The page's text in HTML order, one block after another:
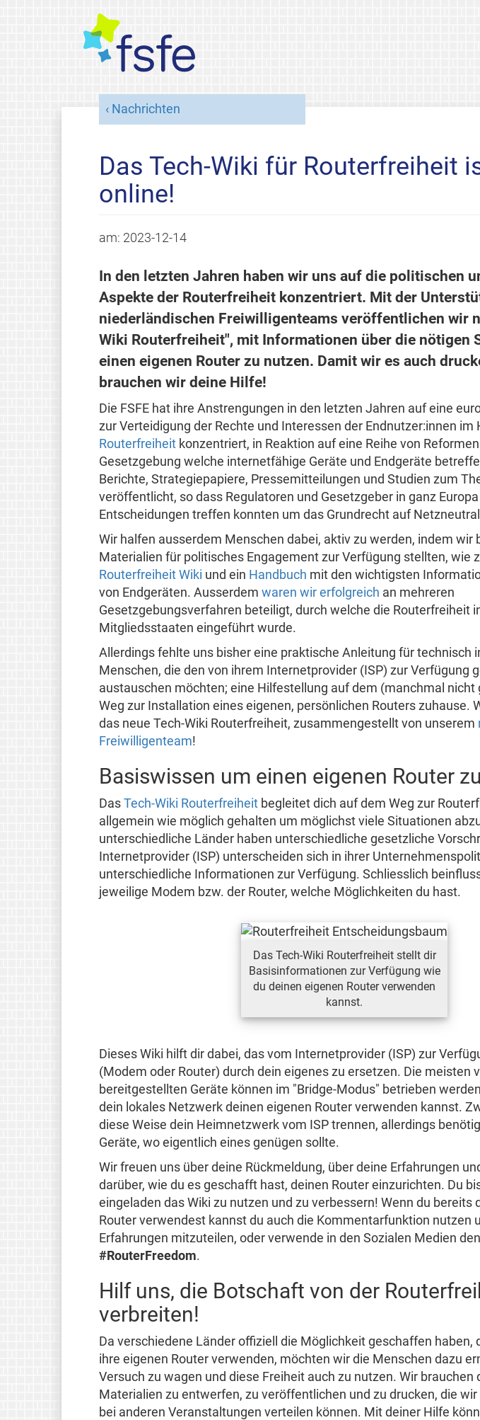
Nachrichten
Das Tech-Wiki für Routerfreiheit
online!
am: 2023-12-14
In den letzten Jahren haben wir uns auf die politischen
Aspekte der Routerfreiheit konzentriert. Mit der
niederländischen Freiwilligenteams veröffentlichen wir
Wiki Routerfreiheit", mit Informationen über die nötigen
einen eigenen Router zu nutzen. Damit wir es auch
brauchen wir deine Hilfe!
Die FSFE hat ihre Anstrengungen in den letzten Jahren auf eine
zur Verteidigung der Rechte und Interessen der Endnutzer:innen im
Routerfreiheitkonzentriert, in Reaktion auf eine Reihe von Reformen
Gesetzgebung welche internetfähige Geräte und Endgeräte
Berichte, Strategiepapiere, Pressemitteilungen und Studien zum
veröffentlicht, so dass Regulatoren und Gesetzgeber in ganz
Entscheidungen treffen konnten um das Grundrecht auf
Wir halfen ausserdem Menschen dabei, aktiv zu werden, indem wir
Materialien für politisches Engagement zur Verfügung stellten, wie
Routerfreiheit Wiki und ein Handbuch mit den wichtigsten
von Endgeräten. Ausserdem waren wir erfolgreich an mehreren
Gesetzgebungsverfahren beteiligt, durch welche die Routerfreiheit
Mitgliedsstaaten eingeführt wurde.
Allerdings fehlte uns bisher eine praktische Anleitung für technisch
Menschen, die den von ihrem Internetprovider (ISP) zur Verfügung
austauschen möchten; eine Hilfestellung auf dem (manchmal nicht
Weg zur Installation eines eigenen, persönlichen Routers zuhause.
das neue Tech-Wiki Routerfreiheit, zusammengestellt von unserem
Freiwilligenteam!
Basiswissen um einen eigenen Router
Das Tech-Wiki Routerfreiheitbegleitet dich auf dem Weg zur
allgemein wie möglich gehalten um möglichst viele Situationen
unterschiedliche Länder haben unterschiedliche gesetzliche
Internetprovider (ISP) unterscheiden sich in ihrer
unterschiedliche Informationen zur Verfügung. Schliesslich
jeweilige Modem bzw. der Router, welche Möglichkeiten du hast.
Das Tech-Wiki Routerfreiheit stellt dir
Basisinformationen zur Verfügung wie
du deinen eigenen Router verwenden
kannst.
Dieses Wiki hilft dir dabei, das vom Internetprovider (ISP) zur
(Modem oder Router) durch dein eigenes zu ersetzen. Die meisten
bereitgestellten Geräte können im "Bridge-Modus" betrieben
dein lokales Netzwerk deinen eigenen Router verwenden kannst.
diese Weise dein Heimnetzwerk vom ISP trennen, allerdings
Geräte, wo eigentlich eines genügen sollte.
Wir freuen uns über deine Rückmeldung, über deine Erfahrungen
darüber, wie du es geschafft hast, deinen Router einzurichten. Du
eingeladen das Wiki zu nutzen und zu verbessern! Wenn du bereits
Router verwendest kannst du auch die Kommentarfunktion nutzen
Erfahrungen mitzuteilen, oder verwende in den Sozialen Medien
#RouterFreedom.
Hilf uns, die Botschaft von der
verbreiten!
Da verschiedene Länder offiziell die Möglichkeit geschaffen haben,
ihre eigenen Router verwenden, möchten wir die Menschen dazu
Versuch zu wagen und diese Freiheit auch zu nutzen. Wir brauchen
Materialien zu entwerfen, zu veröffentlichen und zu drucken, die
bei anderen Veranstaltungen verteilen können. Mit deiner Hilfe